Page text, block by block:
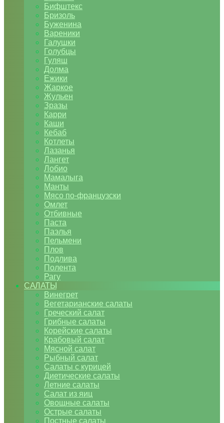
Бифштекс
Бризоль
Буженина
Вареники
Галушки
Голубцы
Гуляш
Долма
Ежики
Жаркое
Жульен
Зразы
Карри
Каши
Кебаб
Котлеты
Лазанья
Лангет
Лобио
Мамалыга
Манты
Мясо по-французски
Омлет
Отбивные
Паста
Паэлья
Пельмени
Плов
Подлива
Полента
Рагу
САЛАТЫ
Винегрет
Вегетарианские салаты
Греческий салат
Грибные салаты
Корейские салаты
Крабовый салат
Мясной салат
Рыбный салат
Салаты с курицей
Диетические салаты
Летние салаты
Салат из яиц
Овощные салаты
Острые салаты
Постные салаты